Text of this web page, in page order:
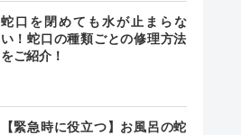
蛇口を閉めても水が止まらな
い！蛇口の種類ごとの修理方法
をご紹介！
【緊急時に役立つ】お風呂の蛇